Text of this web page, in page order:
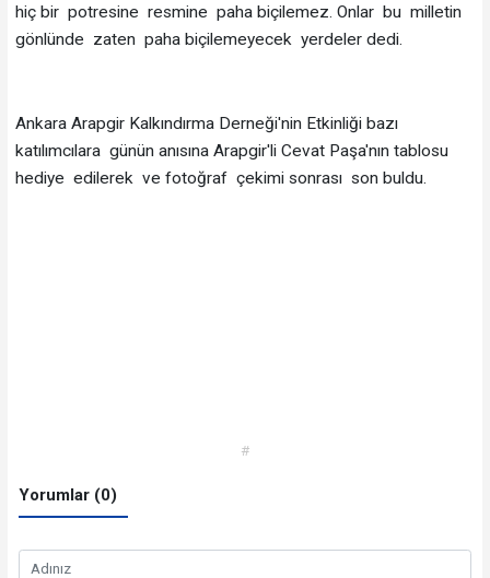
hiç bir potresine resmine paha biçilemez. Onlar bu milletin
gönlünde zaten paha biçilemeyecek yerdeler dedi.
Ankara Arapgir Kalkındırma Derneği'nin Etkinliği bazı
katılımcılara günün anısına Arapgir'li Cevat Paşa'nın tablosu
hediye edilerek ve fotoğraf çekimi sonrası son buldu.
#
Yorumlar (0)